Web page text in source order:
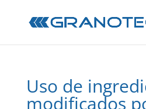
Uso de
modificados